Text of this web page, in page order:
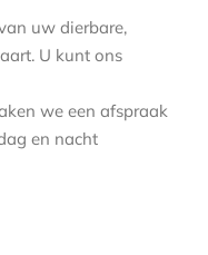
uw dierbare,
U kunt ons
we een afspraak
en nacht